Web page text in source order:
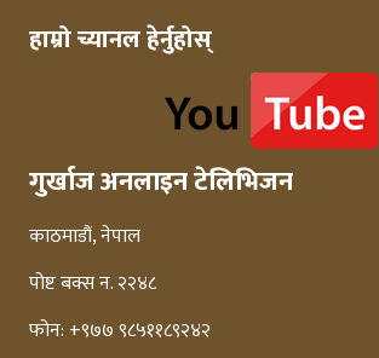
हाम्रो च्यानल हेर्नुहोस्
गुर्खाज अनलाइन टेलिभिजन
काठमाडौं, नेपाल
पोष्ट बक्स न. २२४८
फोन: +९७७ ९८५११८९२४२